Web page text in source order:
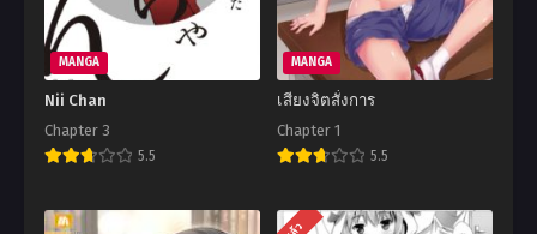
MANGA
Nii Chan
Chapter 3
5.5
MANGA
เสียงจิตสั่งการ
Chapter 1
5.5